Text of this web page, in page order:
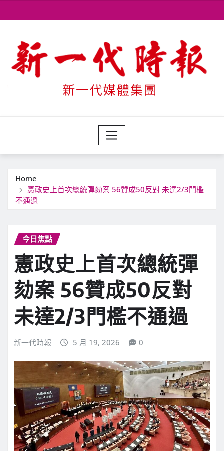
to
Home
憲政史上首次總統彈劾案 56贊成50反對 未達2/3門檻
不通過
今日焦點
憲政史上首次總統彈
劾案 56贊成50反對
未達2/3門檻不通過
新一代時報 5 月 19, 2026 0